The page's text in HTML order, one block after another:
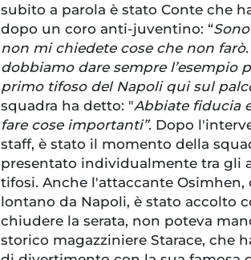
subito a parola è stato Conte che
dopo un coro anti-juventino: “
non mi chiedete cose che non
dobbiamo dare sempre l’esempio
primo tifoso del Napoli qui sul
squadra ha detto: "Abbiate fiducia
fare cose importanti”. Dopo
staff, è stato il momento della
presentato individualmente tra gli
tifosi. Anche l'attaccante Osimhen,
lontano da Napoli, è stato accolto
chiudere la serata, non poteva
storico magazziniere Starace, che